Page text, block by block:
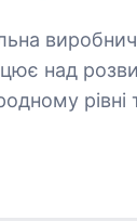
над
рівні